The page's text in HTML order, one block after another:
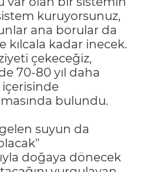
kuruyorsunuz,
ana borular da
kılcala kadar inecek.
çekeceğiz,
70-80 yıl daha
bulundu.
suyun da
doğaya dönecek